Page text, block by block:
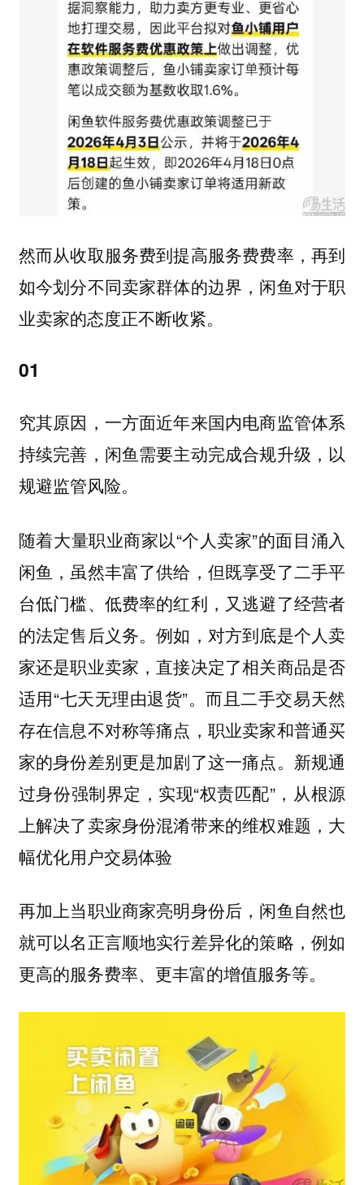
然而从收取服务费到提高服务费费率，再到
如今划分不同卖家群体的边界，闲鱼对于职
业卖家的态度正不断收紧。
01
究其原因，一方面近年来国内电商监管体系
持续完善，闲鱼需要主动完成合规升级，以
规避监管风险。
随着大量职业商家以“个人卖家”的面目涌入
闲鱼，虽然丰富了供给，但既享受了二手平
台低门槛、低费率的红利，又逃避了经营者
的法定售后义务。例如，对方到底是个人卖
家还是职业卖家，直接决定了相关商品是否
适用“七天无理由退货”。而且二手交易天然
存在信息不对称等痛点，职业卖家和普通买
家的身份差别更是加剧了这一痛点。新规通
过身份强制界定，实现“权责匹配”，从根源
上解决了卖家身份混淆带来的维权难题，大
幅优化用户交易体验
再加上当职业商家亮明身份后，闲鱼自然也
就可以名正言顺地实行差异化的策略，例如
更高的服务费率、更丰富的增值服务等。